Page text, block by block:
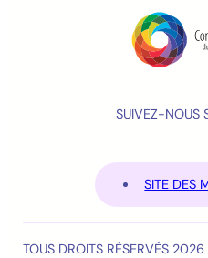
SUIVEZ-NOUS
SITE DES
TOUS DROITS RÉSERVÉS